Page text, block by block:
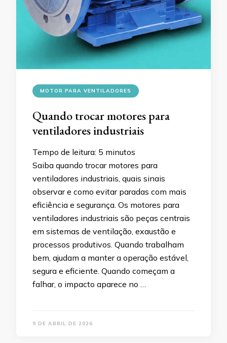
MOTOR PARA VENTILADORES
Quando trocar motores para
ventiladores industriais
Tempo de leitura: 5 minutos
Saiba quando trocar motores para
ventiladores industriais, quais sinais
observar e como evitar paradas com mais
eficiência e segurança. Os motores para
ventiladores industriais são peças centrais
em sistemas de ventilação, exaustão e
processos produtivos. Quando trabalham
bem, ajudam a manter a operação estável,
segura e eficiente. Quando começam a
falhar, o impacto aparece no …
9 DE ABRIL DE 2026